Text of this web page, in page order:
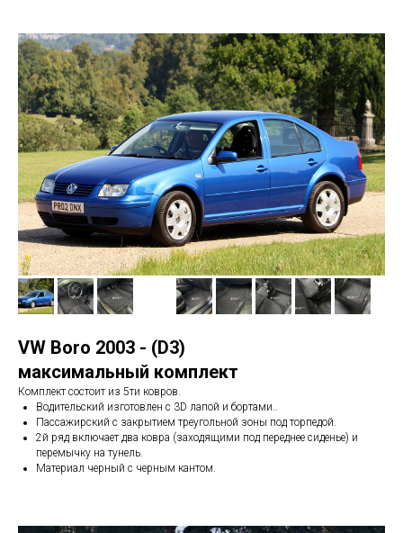
VW Boro 2003 - (D3)
максимальный комплект
Комплект состоит из 5ти ковров.
Водительский изготовлен с 3D лапой и бортами..
Пассажирский с закрытием треугольной зоны под торпедой.
2й ряд включает два ковра (заходящими под переднее сиденье) и
перемычку на тунель.
Материал черный с черным кантом.